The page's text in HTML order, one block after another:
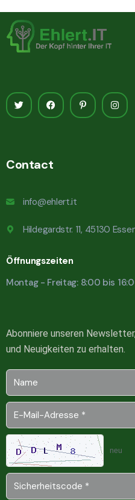
Contact
info@ehlert.it
Hildegardstr. 11, 45130
Öffnungszeiten
Montag - Freitag: 8:00 bis
Abonniere unseren
und Neuigkeiten zu erhalten.
neu